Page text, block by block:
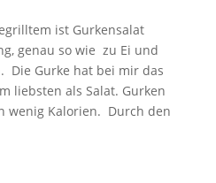
ist Gurkensalat
genau so wie zu Ei und
Die Gurke hat bei mir das
liebsten als Salat. Gurken
wenig Kalorien. Durch den